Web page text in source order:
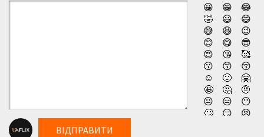
😀
😁
😂
🤣
😃
😄
😅
😆
😉
😊
😋
😎
😍
😘
🥰
😗
😙
😚
☺️
🙂
🤗
🤩
🤔
🤨
😐
😑
😶
🙄
😏
😣
ВІДПРАВИТИ